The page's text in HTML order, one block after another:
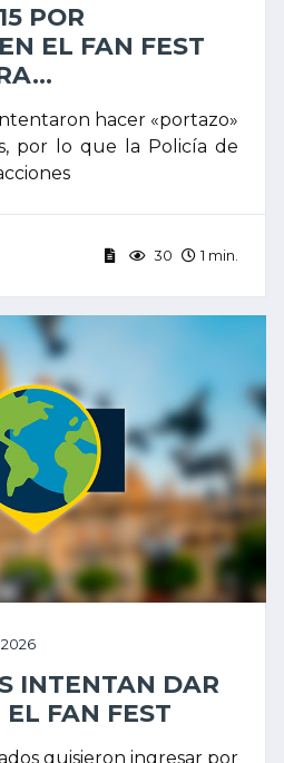
POR
EL FAN FEST
hacer «portazo»
por lo que la Policía de
30 1 min.
INTENTAN DAR
FAN FEST
quisieron ingresar por